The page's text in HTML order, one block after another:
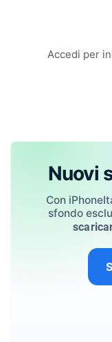
Accedi per
Nuovi
Con
sfondo